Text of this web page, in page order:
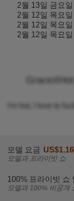
2월 13일 금요
2월 12일 목요
2월 12일 목요
2월 12일 목요
I'm hot, I love to
모델 요금
모델과 프라이빗 쇼
100% 프라이빗 쇼
모델과 100% 비공개